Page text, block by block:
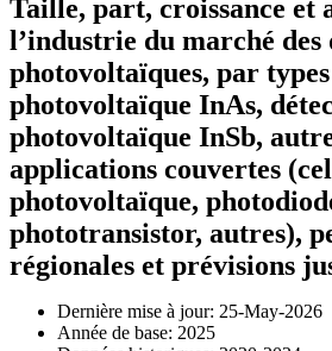
Taille, part, croissance et
l’industrie du marché des
photovoltaïques, par
photovoltaïque InAs,
photovoltaïque InSb,
applications couvertes
photovoltaïque,
phototransistor, autres),
régionales et prévisions
Dernière mise à jour: 25-May-2026
Année de base: 2025